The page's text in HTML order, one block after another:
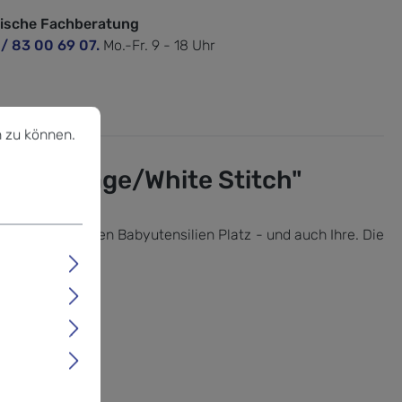
Fachberatung
83 00 69 07. Mo.-Fr. 9 - 18 Uhr
Mirage/White Stitch"
alle wichtigen Babyutensilien Platz - und auch Ihre. Die
Mehr Informationen ...
können.